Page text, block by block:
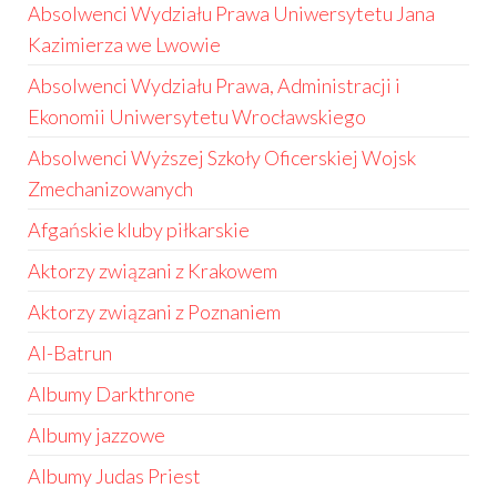
Absolwenci Wydziału Prawa Uniwersytetu Jana
Kazimierza we Lwowie
Absolwenci Wydziału Prawa, Administracji i
Ekonomii Uniwersytetu Wrocławskiego
Absolwenci Wyższej Szkoły Oficerskiej Wojsk
Zmechanizowanych
Afgańskie kluby piłkarskie
Aktorzy związani z Krakowem
Aktorzy związani z Poznaniem
Al-Batrun
Albumy Darkthrone
Albumy jazzowe
Albumy Judas Priest